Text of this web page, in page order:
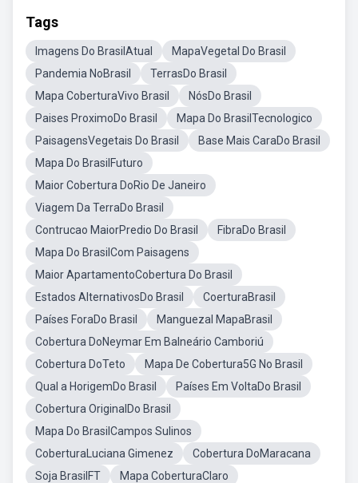
Tags
Imagens Do BrasilAtual
MapaVegetal Do Brasil
Pandemia NoBrasil
TerrasDo Brasil
Mapa CoberturaVivo Brasil
NósDo Brasil
Paises ProximoDo Brasil
Mapa Do BrasilTecnologico
PaisagensVegetais Do Brasil
Base Mais CaraDo Brasil
Mapa Do BrasilFuturo
Maior Cobertura DoRio De Janeiro
Viagem Da TerraDo Brasil
Contrucao MaiorPredio Do Brasil
FibraDo Brasil
Mapa Do BrasilCom Paisagens
Maior ApartamentoCobertura Do Brasil
Estados AlternativosDo Brasil
CoerturaBrasil
Países ForaDo Brasil
Manguezal MapaBrasil
Cobertura DoNeymar Em Balneário Camboriú
Cobertura DoTeto
Mapa De Cobertura5G No Brasil
Qual a HorigemDo Brasil
Países Em VoltaDo Brasil
Cobertura OriginalDo Brasil
Mapa Do BrasilCampos Sulinos
CoberturaLuciana Gimenez
Cobertura DoMaracana
Soja BrasilFT
Mapa CoberturaClaro